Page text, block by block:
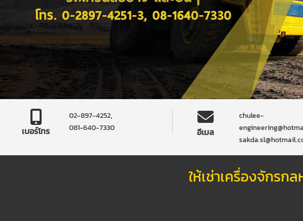
เบอร์โทร
02-897-4252,
081-640-7330 อีเมล
chulee-
ให้เช่าเครื่องจักร